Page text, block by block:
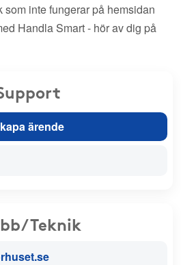
inte fungerar på hemsidan
Handla Smart - hör av dig på
ärende
Teknik